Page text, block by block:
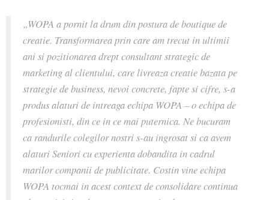
„WOPA a pornit la drum din postura de boutique de
creatie. Transformarea prin care am trecut in ultimii
ani si pozitionarea drept consultant strategic de
marketing al clientului, care livreaza creatie bazata pe
strategie de business, nevoi concrete, fapte si cifre, s-a
produs alaturi de intreaga echipa WOPA – o echipa de
profesionisti, din ce in ce mai puternica. Ne bucuram
ca randurile colegilor nostri s-au ingrosat si ca avem
alaturi Seniori cu experienta dobandita in cadrul
marilor companii de publicitate. Costin vine echipa
WOPA tocmai in acest context de consolidare continua